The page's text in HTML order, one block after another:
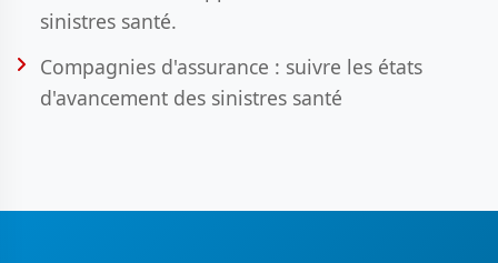
sinistres santé.
Compagnies d'assurance : suivre les états
d'avancement des sinistres santé